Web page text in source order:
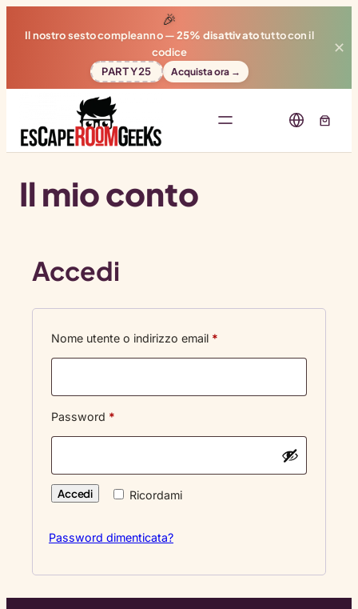
🎉
Il nostro sesto compleanno —25% disattivatotutto con il
codice
PARTY25
Acquista ora →
✕
Il mio conto
Accedi
Nome utente o indirizzo email *
Password *
Ricordami
Accedi
Password dimenticata?